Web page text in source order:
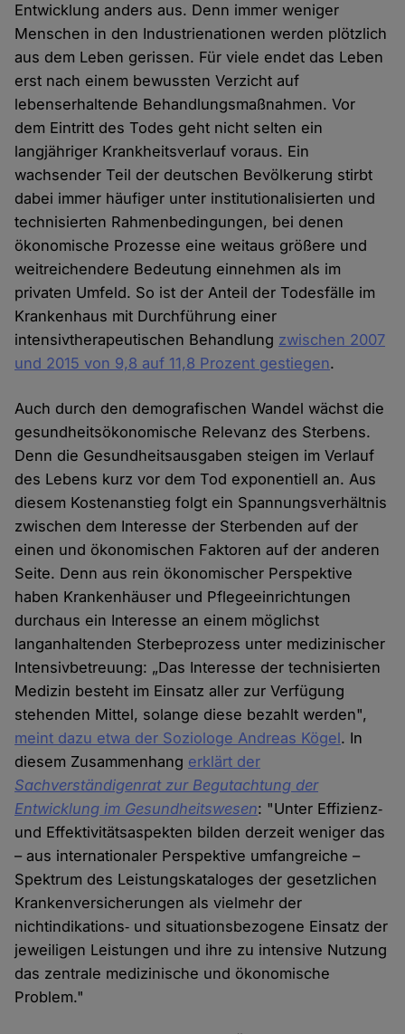
Entwicklung anders aus. Denn immer weniger
Menschen in den Industrienationen werden plötzlich
aus dem Leben gerissen. Für viele endet das Leben
erst nach einem bewussten Verzicht auf
lebenserhaltende Behandlungsmaßnahmen. Vor
dem Eintritt des Todes geht nicht selten ein
langjähriger Krankheitsverlauf voraus. Ein
wachsender Teil der deutschen Bevölkerung stirbt
dabei immer häufiger unter institutionalisierten und
technisierten Rahmenbedingungen, bei denen
ökonomische Prozesse eine weitaus größere und
weitreichendere Bedeutung einnehmen als im
privaten Umfeld. So ist der Anteil der Todesfälle im
Krankenhaus mit Durchführung einer
intensivtherapeutischen Behandlung zwischen 2007
und 2015 von 9,8 auf 11,8 Prozent gestiegen.
Auch durch den demografischen Wandel wächst die
gesundheitsökonomische Relevanz des Sterbens.
Denn die Gesundheitsausgaben steigen im Verlauf
des Lebens kurz vor dem Tod exponentiell an. Aus
diesem Kostenanstieg folgt ein Spannungsverhältnis
zwischen dem Interesse der Sterbenden auf der
einen und ökonomischen Faktoren auf der anderen
Seite. Denn aus rein ökonomischer Perspektive
haben Krankenhäuser und Pflegeeinrichtungen
durchaus ein Interesse an einem möglichst
langanhaltenden Sterbeprozess unter medizinischer
Intensivbetreuung: „Das Interesse der technisierten
Medizin besteht im Einsatz aller zur Verfügung
stehenden Mittel, solange diese bezahlt werden",
meint dazu etwa der Soziologe Andreas Kögel. In
diesem Zusammenhang erklärt der
Sachverständigenrat zur Begutachtung der
Entwicklung im Gesundheitswesen: "Unter Effizienz‐
und Effektivitätsaspekten bilden derzeit weniger das
– aus internationaler Perspektive umfangreiche –
Spektrum des Leistungskataloges der gesetzlichen
Krankenversicherungen als vielmehr der
nichtindikations‐ und situationsbezogene Einsatz der
jeweiligen Leistungen und ihre zu intensive Nutzung
das zentrale medizinische und ökonomische
Problem."